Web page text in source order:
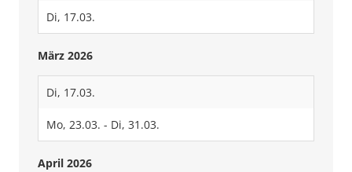
Di, 17.03.
März 2026
Di, 17.03.
Mo, 23.03. - Di, 31.03.
April 2026